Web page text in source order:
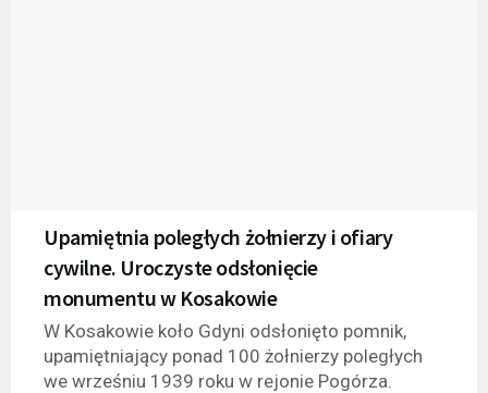
Upamiętnia poległych żołnierzy i ofiary
cywilne. Uroczyste odsłonięcie
monumentu w Kosakowie
W Kosakowie koło Gdyni odsłonięto pomnik,
upamiętniający ponad 100 żołnierzy poległych
we wrześniu 1939 roku w rejonie Pogórza.